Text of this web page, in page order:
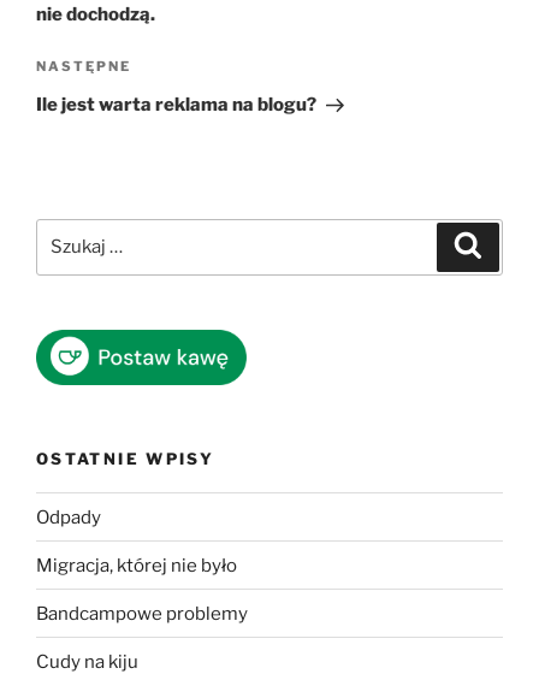
nie dochodzą.
Następny
wpis
NASTĘPNE
Ile jest warta reklama na blogu?
OSTATNIE WPISY
Odpady
Migracja, której nie było
Bandcampowe problemy
Cudy na kiju